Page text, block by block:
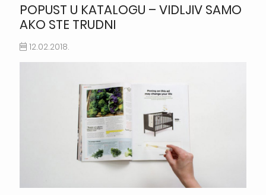
POPUST U KATALOGU – VIDLJIV SAMO
AKO STE TRUDNI
12.02.2018.